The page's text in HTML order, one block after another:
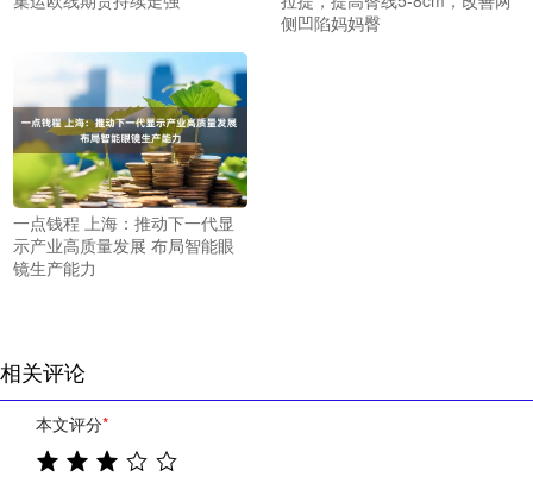
侧凹陷妈妈臀
一点钱程 上海：推动下一代显
示产业高质量发展 布局智能眼
镜生产能力
相关评论
本文评分*